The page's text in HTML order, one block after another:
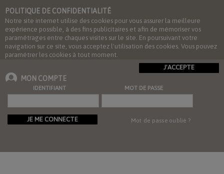
POLITIQUE DE CONFIDENTIALITÉ
Notre site internet utilise des cookies pour vous assurer la meilleure
expérience possible, à des fins publicitaires et afin de mémoriser vos
paramétrages entre chaques visites sur le site. En poursuivant votre
navigation sur ce site, vous acceptez l'utilisation des cookies. Vous pouvez
paramétrer les cookies à tout moment.
J'ACCEPTE
MON COMPTE
IDENTIFIANT MOT DE PASSE
JE ME CONNECTE Mot de passe oublié ?